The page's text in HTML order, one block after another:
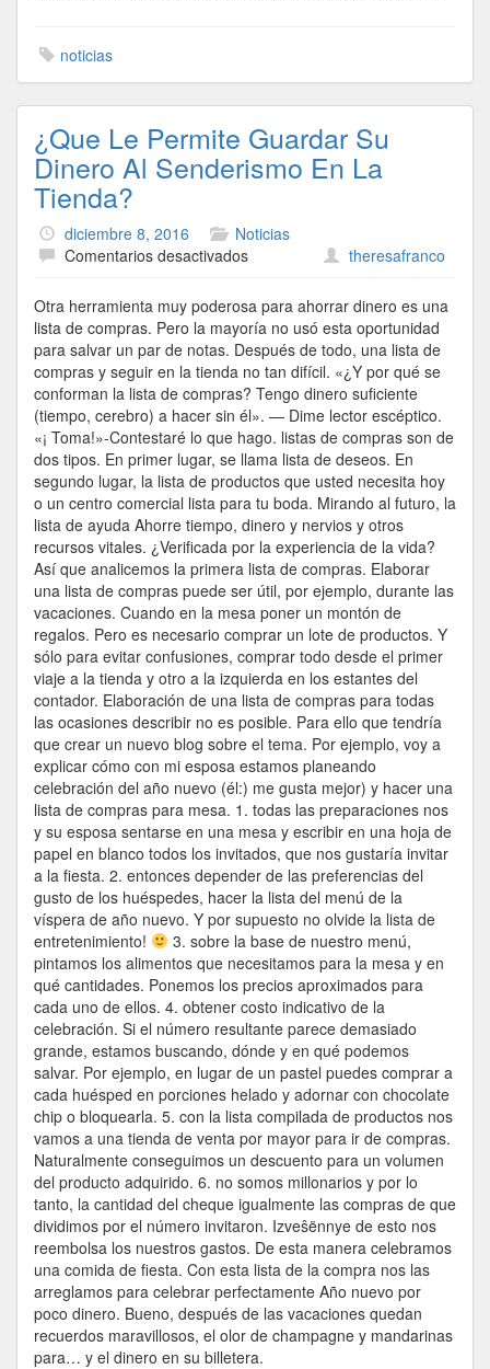
noticias
¿Que Le Permite Guardar Su
Dinero Al Senderismo En La
Tienda?
diciembre 8, 2016
Noticias
Comentarios desactivadosen
Le
Permite
Guardar
Su
Dinero
Al
Senderismo
En
La
Tienda?
theresafranco
Otra herramienta muy poderosa para ahorrar dinero es una
lista de compras. Pero la mayoría no usó esta oportunidad
para salvar un par de notas. Después de todo, una lista de
compras y seguir en la tienda no tan difícil. «¿Y por qué se
conforman la lista de compras? Tengo dinero suficiente
(tiempo, cerebro) a hacer sin él». — Dime lector escéptico.
«¡ Toma!»-Contestaré lo que hago. listas de compras son de
dos tipos. En primer lugar, se llama lista de deseos. En
segundo lugar, la lista de productos que usted necesita hoy
o un centro comercial lista para tu boda. Mirando al futuro, la
lista de ayuda Ahorre tiempo, dinero y nervios y otros
recursos vitales. ¿Verificada por la experiencia de la vida?
Así que analicemos la primera lista de compras. Elaborar
una lista de compras puede ser útil, por ejemplo, durante las
vacaciones. Cuando en la mesa poner un montón de
regalos. Pero es necesario comprar un lote de productos. Y
sólo para evitar confusiones, comprar todo desde el primer
viaje a la tienda y otro a la izquierda en los estantes del
contador. Elaboración de una lista de compras para todas
las ocasiones describir no es posible. Para ello que tendría
que crear un nuevo blog sobre el tema. Por ejemplo, voy a
explicar cómo con mi esposa estamos planeando
celebración del año nuevo (él:) me gusta mejor) y hacer una
lista de compras para mesa. 1. todas las preparaciones nos
y su esposa sentarse en una mesa y escribir en una hoja de
papel en blanco todos los invitados, que nos gustaría invitar
a la fiesta. 2. entonces depender de las preferencias del
gusto de los huéspedes, hacer la lista del menú de la
víspera de año nuevo. Y por supuesto no olvide la lista de
entretenimiento!
3. sobre la base de nuestro menú,
pintamos los alimentos que necesitamos para la mesa y en
qué cantidades. Ponemos los precios aproximados para
cada uno de ellos. 4. obtener costo indicativo de la
celebración. Si el número resultante parece demasiado
grande, estamos buscando, dónde y en qué podemos
salvar. Por ejemplo, en lugar de un pastel puedes comprar a
cada huésped en porciones helado y adornar con chocolate
chip o bloquearla. 5. con la lista compilada de productos nos
vamos a una tienda de venta por mayor para ir de compras.
Naturalmente conseguimos un descuento para un volumen
del producto adquirido. 6. no somos millonarios y por lo
tanto, la cantidad del cheque igualmente las compras de que
dividimos por el número invitaron. Izveŝënnye de esto nos
reembolsa los nuestros gastos. De esta manera celebramos
una comida de fiesta. Con esta lista de la compra nos las
arreglamos para celebrar perfectamente Año nuevo por
poco dinero. Bueno, después de las vacaciones quedan
recuerdos maravillosos, el olor de champagne y mandarinas
para… y el dinero en su billetera.